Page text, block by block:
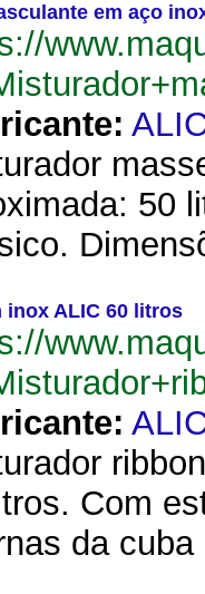
em aço
50
ALIC 60 litros
Com
da